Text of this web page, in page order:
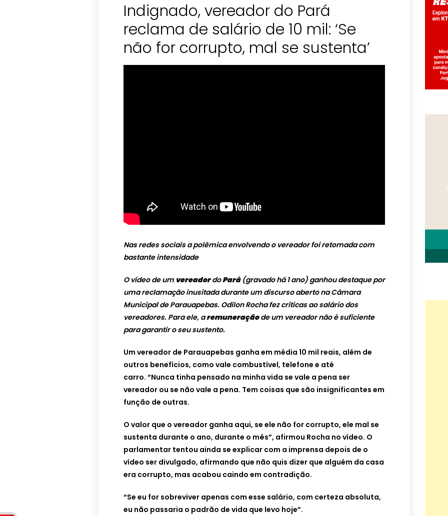
Indignado, vereador do Pará
reclama de salário de 10 mil: ‘Se
não for corrupto, mal se sustenta’
Nas redes sociais a polêmica envolvendo o vereador foi retomada com
bastante intensidade
O vídeo de um vereadordoPará(gravado há 1 ano) ganhou destaque por
uma reclamação inusitada durante um discurso aberto na Câmara
Municipal de Parauapebas. Odilon Rocha fez críticas ao salário dos
vereadores. Para ele, aremuneraçãode um vereador não é suficiente
para garantir o seu sustento.
Um vereador de Parauapebas ganha em média 10 mil reais, além de
outros benefícios, como vale combustível, telefone e até
carro. “Nunca tinha pensado na minha vida se vale a pena ser
vereador ou se não vale a pena. Tem coisas que são insignificantes em
função de outras.
O valor que o vereador ganha aqui, se ele não for corrupto, ele mal se
sustenta durante o ano, durante o mês”, afirmou Rocha no vídeo. O
parlamentar tentou ainda se explicar com a imprensa depois de o
vídeo ser divulgado, afirmando que não quis dizer que alguém da casa
era corrupto, mas acabou caindo em contradição.
“Se eu for sobreviver apenas com esse salário, com certeza absoluta,
eu não passaria o padrão de vida que levo hoje”.